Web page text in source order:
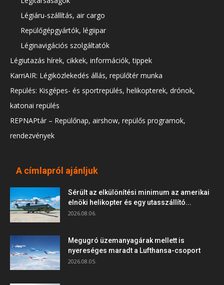
Légiáru-szállítás, air cargo
Repülőgépgyártók, légiipar
Léginavigációs szolgáltatók
Légiutazás hírek, cikkek, információk, tippek
KarriAIR: Légiközlekedés állás, repülőtér munka
Repülés: Kisgépes- és sportrepülés, helikopterek, drónok,
katonai repülés
REPNAPtár – Repülőnap, airshow, repülős programok,
rendezvények
A címlapról ajánljuk
Sérült az elkülönítési minimum az amerikai
elnöki helikopter és egy utasszállító...
2026.08.06.
Megugró üzemanyagárak mellett is
nyereséges maradt a Lufthansa-csoport
2026.08.05.